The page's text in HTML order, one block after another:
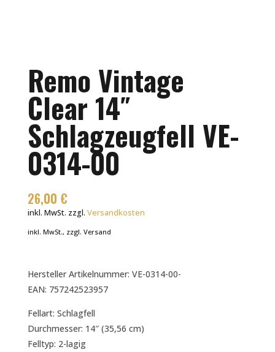
Remo Vintage
Clear 14″
Schlagzeugfell VE-
0314-00
26,00 €
inkl. MwSt. zzgl. Versandkosten
inkl. MwSt., zzgl. Versand
Hersteller Artikelnummer: VE-0314-00-
EAN: 757242523957
Fellart: Schlagfell
Durchmesser: 14″ (35,56 cm)
Felltyp: 2-lagig